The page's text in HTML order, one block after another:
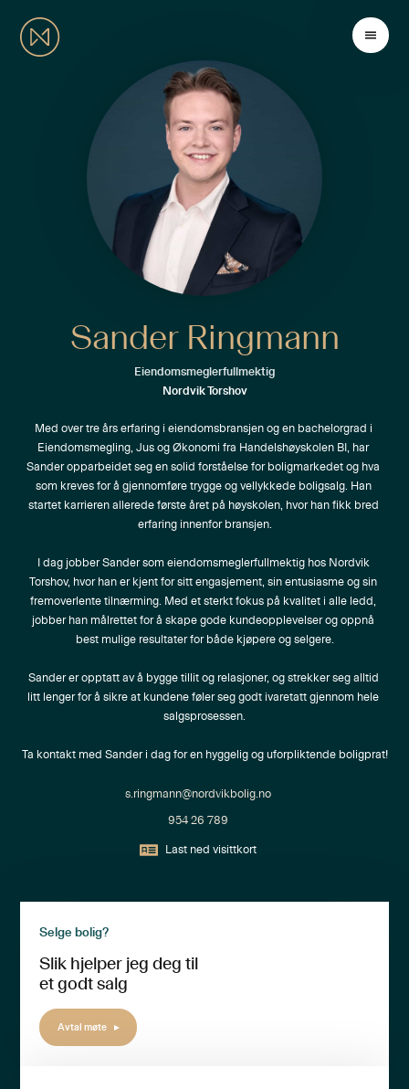
Sander Ringmann
Eiendomsmeglerfullmektig
Nordvik Torshov
Med over tre års erfaring i eiendomsbransjen og en bachelorgrad i
Eiendomsmegling, Jus og Økonomi fra Handelshøyskolen BI, har
Sander opparbeidet seg en solid forståelse for boligmarkedet og hva
som kreves for å gjennomføre trygge og vellykkede boligsalg. Han
startet karrieren allerede første året på høyskolen, hvor han fikk bred
erfaring innenfor bransjen.
I dag jobber Sander som eiendomsmeglerfullmektig hos Nordvik
Torshov, hvor han er kjent for sitt engasjement, sin entusiasme og sin
fremoverlente tilnærming. Med et sterkt fokus på kvalitet i alle ledd,
jobber han målrettet for å skape gode kundeopplevelser og oppnå
best mulige resultater for både kjøpere og selgere.
Sander er opptatt av å bygge tillit og relasjoner, og strekker seg alltid
litt lenger for å sikre at kundene føler seg godt ivaretatt gjennom hele
salgsprosessen.
Ta kontakt med Sander i dag for en hyggelig og uforpliktende boligprat!
s.ringmann@nordvikbolig.no
954 26 789
Last ned visittkort
Selge bolig?
Slik hjelper jeg deg til
et godt salg
Avtal møte